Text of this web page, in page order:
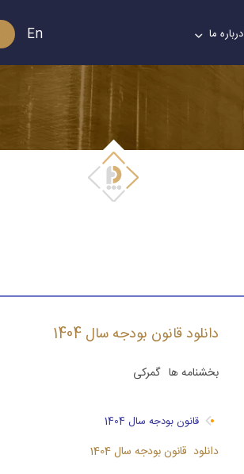
درباره ما En
دانلود قانون بودجه سال 1404
دانلود قانون بودجه سال 1404
بخشنامه ها گمرکی
قانون بودجه سال 1404
دانلود قانون بودجه سال 1404